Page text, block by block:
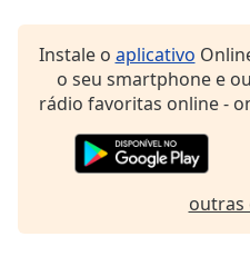
dialog
window.
Escape
window.
Instale o aplicativo
o seu smartphone e
rádio favoritas online -
outras